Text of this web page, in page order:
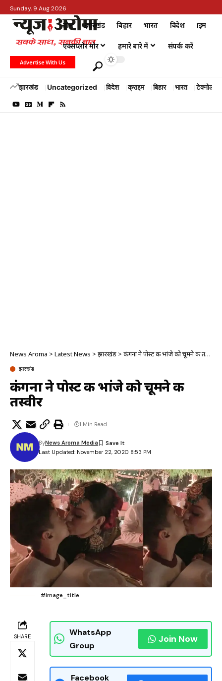
Sunday, 9 Aug 2026
होम झारखंड बिहार भारत विदेश क्राइम
एक्सप्लोर मोर हमारे बारे में संपर्क करें
Advertise With Us
झारखंड Uncategorized विदेश क्राइम बिहार भारत टेक्नोलॉजी
News Aroma > Latest News > झारखंड > कंगना ने पोस्ट की भांजे को चूमने की तस्वीर
झारखंड
कंगना ने पोस्ट की भांजे को चूमने की
तस्वीर
Last Updated: November 22, 2020 8:53 PM
ByNews Aroma Media
1 Min Read
#image_title
SHARE
WhatsApp
Group
Join Now
Facebook